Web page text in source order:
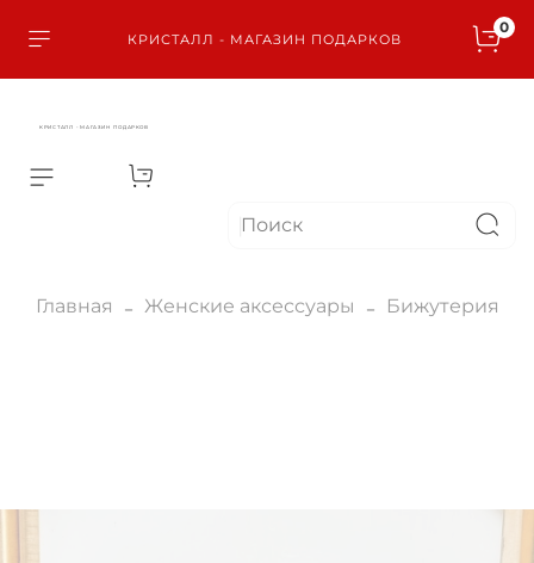
КРИСТАЛЛ - МАГАЗИН ПОДАРКОВ
0
КРИСТАЛЛ - МАГАЗИН ПОДАРКОВ
Главная Женские аксессуары Бижутерия